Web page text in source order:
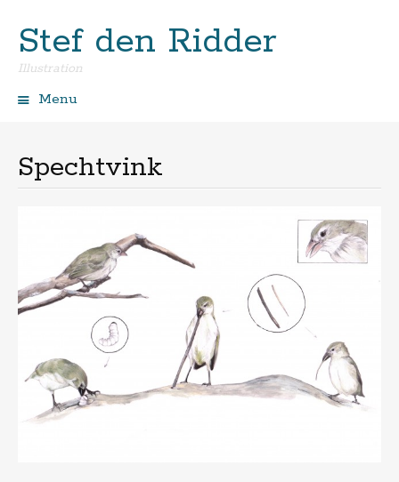
Stef den Ridder
Illustration
Menu
inhoud
Spechtvink